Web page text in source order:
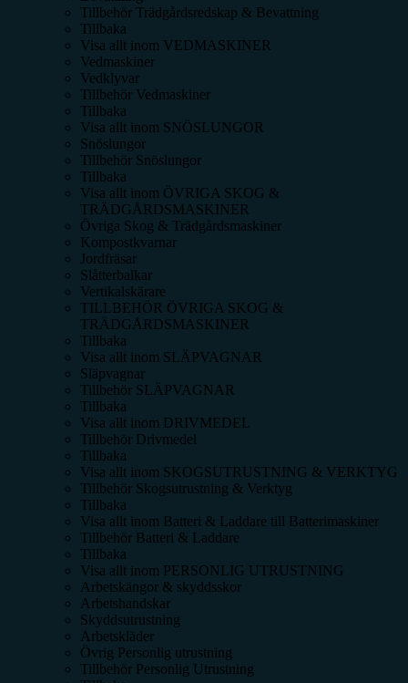
Tillbehör Trädgårdsredskap & Bevattning
Tillbaka
Visa allt inom VEDMASKINER
Vedmaskiner
Vedklyvar
Tillbehör Vedmaskiner
Tillbaka
Visa allt inom SNÖSLUNGOR
Snöslungor
Tillbehör Snöslungor
Tillbaka
Visa allt inom ÖVRIGA SKOG &
TRÄDGÅRDSMASKINER
Övriga Skog & Trädgårdsmaskiner
Kompostkvarnar
Jordfräsar
Slåtterbalkar
Vertikalskärare
TILLBEHÖR ÖVRIGA SKOG &
TRÄDGÅRDSMASKINER
Tillbaka
Visa allt inom SLÄPVAGNAR
Släpvagnar
Tillbehör SLÄPVAGNAR
Tillbaka
Visa allt inom DRIVMEDEL
Tillbehör Drivmedel
Tillbaka
Visa allt inom SKOGSUTRUSTNING & VERKTYG
Tillbehör Skogsutrustning & Verktyg
Tillbaka
Visa allt inom Batteri & Laddare till Batterimaskiner
Tillbehör Batteri & Laddare
Tillbaka
Visa allt inom PERSONLIG UTRUSTNING
Arbetskängor & skyddsskor
Arbetshandskar
Skyddsutrustning
Arbetskläder
Övrig Personlig utrustning
Tillbehör Personlig Utrustning